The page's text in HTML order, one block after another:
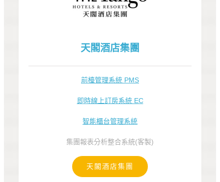
天閣酒店集團
前檯管理系統 PMS
即時線上訂房系統 EC
智能櫃台管理系統
集團報表分析整合系統(客製)
天閣酒店集團